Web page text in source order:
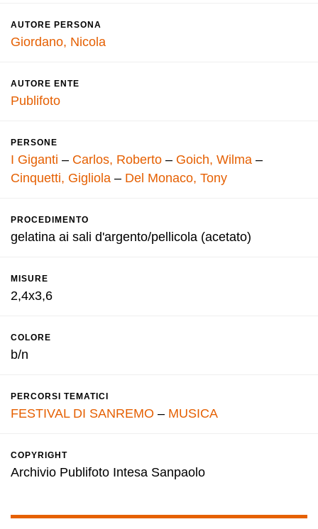
AUTORE PERSONA
Giordano, Nicola
AUTORE ENTE
Publifoto
PERSONE
I Giganti – Carlos, Roberto – Goich, Wilma –
Cinquetti, Gigliola – Del Monaco, Tony
PROCEDIMENTO
gelatina ai sali d'argento/pellicola (acetato)
MISURE
2,4x3,6
COLORE
b/n
PERCORSI TEMATICI
FESTIVAL DI SANREMO – MUSICA
COPYRIGHT
Archivio Publifoto Intesa Sanpaolo